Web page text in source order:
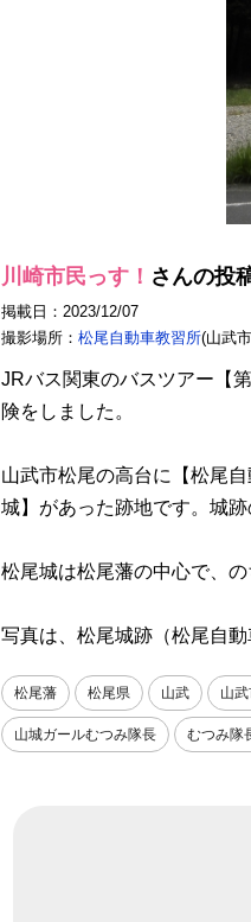
川崎市民っす！ さんの投
掲載日：2023/12/07
撮影場所： 松尾自動車教習所(山武
JRバス関東のバスツアー【
険をしました。
山武市松尾の高台に【松尾
城】があった跡地です。城
松尾城は松尾藩の中心で、
写真は、松尾城跡（松尾自
松尾藩 松尾県 山武 山
山城ガールむつみ隊長 むつみ隊